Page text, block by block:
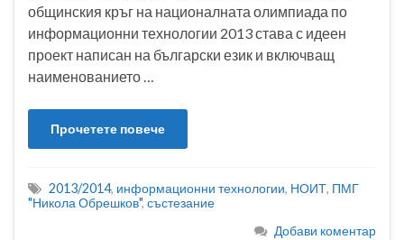
общинския кръг на националната олимпиада по
информационни технологии 2013 става с идеен
проект написан на български език и включващ
наименованието …
Прочетете повече
2013/2014, информационни технологии, НОИТ, ПМГ
"Никола Обрешков", състезание
Добави коментар